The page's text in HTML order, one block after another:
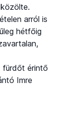
arról is
hétfőig
fürdőt érintő
Imre